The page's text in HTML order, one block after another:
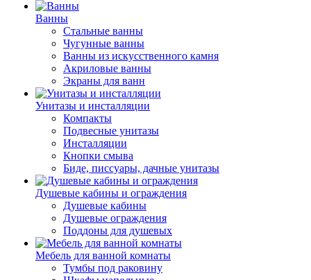
Ванны
Стальные ванны
Чугунные ванны
Ванны из искусственного камня
Акриловые ванны
Экраны для ванн
Унитазы и инсталляции
Компакты
Подвесные унитазы
Инсталляции
Кнопки смыва
Биде, писсуары, дачные унитазы
Душевые кабины и ограждения
Душевые кабины
Душевые ограждения
Поддоны для душевых
Мебель для ванной комнаты
Тумбы под раковину